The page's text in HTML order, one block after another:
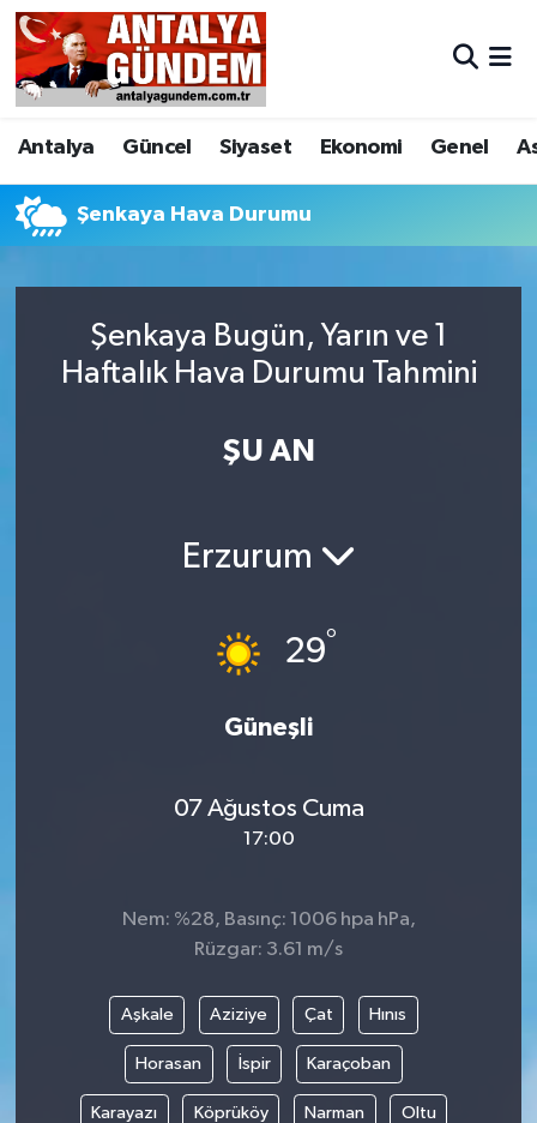
Antalya Güncel Siyaset Ekonomi Genel
Şenkaya Hava Durumu
Şenkaya Bugün, Yarın ve 1
Haftalık Hava Durumu Tahmini
ŞU AN
Erzurum
29°
Güneşli
07 Ağustos Cuma
17:00
Nem: %28, Basınç: 1006 hpa hPa,
Rüzgar: 3.61 m/s
Aşkale Aziziye Çat Hınıs
Horasan İspir Karaçoban
Karayazı Köprüköy Narman Oltu
Antalya
Asayiş
Bilim & Teknoloji
EĞİTİM
Antalya Nöbetçi Eczaneler
Antalya Hava Durumu
Antalya Namaz Vakitleri
Süper Lig Puan Durumu ve Fikstür
Son Dakika Haberleri